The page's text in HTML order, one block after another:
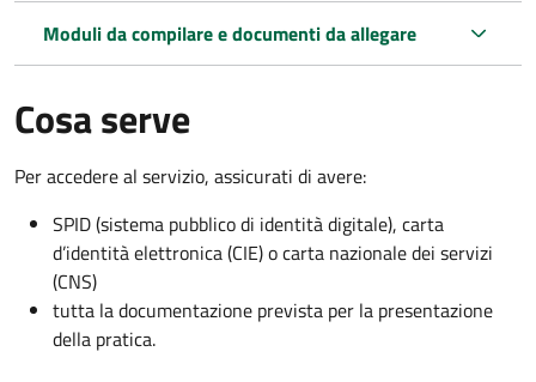
Moduli da compilare e documenti da allegare
Cosa serve
Per accedere al servizio, assicurati di avere:
SPID (sistema pubblico di identità digitale), carta
d’identità elettronica (CIE) o carta nazionale dei servizi
(CNS)
tutta la documentazione prevista per la presentazione
della pratica.